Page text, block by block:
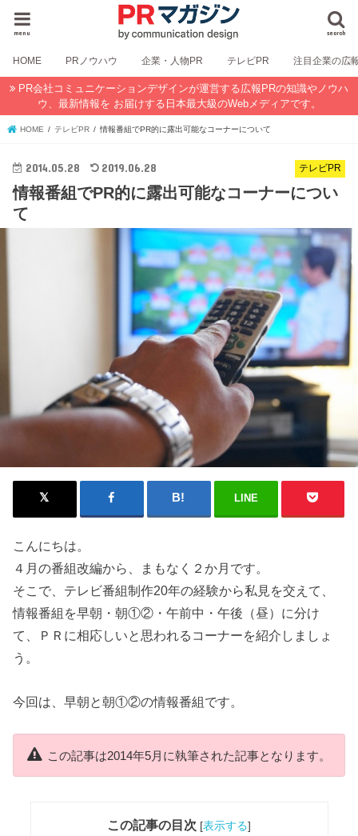
search
menu
HOME PRノウハウ 企業・人物PR テレビPR 注目企業の広
PR会社コミュニケーションデザインが運営する広報PRの知識やノウハ
ウ、最新情報を お届けする日本最大級のWebメディアです。
HOME テレビPR 情報番組でPR的に露出可能なコーナーについて
テレビPR
2014.05.28 2019.06.28
情報番組でPR的に露出可能なコーナーについ
て
LINE
こんにちは。
４月の番組改編から、まもなく２か月です。
そこで、テレビ番組制作20年の経験から私見を交えて、
情報番組を早朝・朝①②・午前中・午後（昼）に分け
て、ＰＲに相応しいと思われるコーナーを紹介しましょ
う。
今回は、早朝と朝①②の情報番組です。
この記事は2014年5月に執筆された記事となります。
この記事の目次 [表示する]